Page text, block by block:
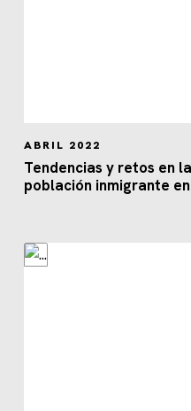
ABRIL 2022
Tendencias y retos en
población inmigrante